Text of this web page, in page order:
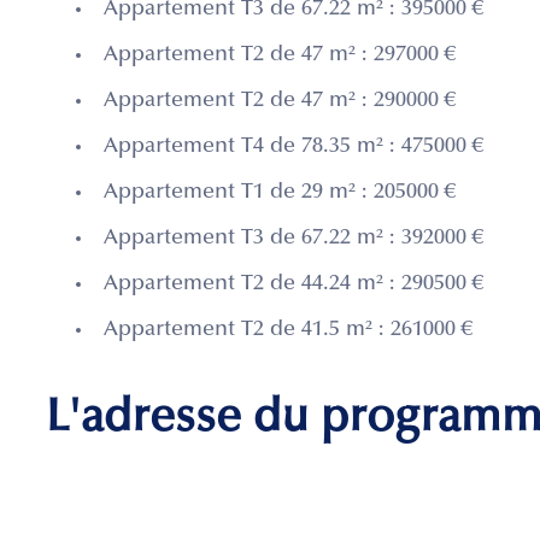
Appartement T3 de 67.22 m² : 395000 €
Appartement T2 de 47 m² : 297000 €
Appartement T2 de 47 m² : 290000 €
Appartement T4 de 78.35 m² : 475000 €
Appartement T1 de 29 m² : 205000 €
Appartement T3 de 67.22 m² : 392000 €
Appartement T2 de 44.24 m² : 290500 €
Appartement T2 de 41.5 m² : 261000 €
L'adresse du